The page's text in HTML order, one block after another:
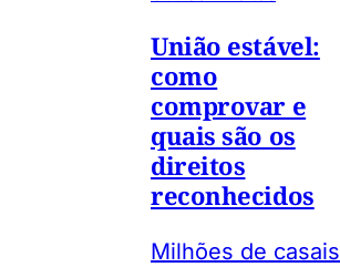
União estável:
como
comprovar e
quais são os
direitos
reconhecidos
Milhões de casais